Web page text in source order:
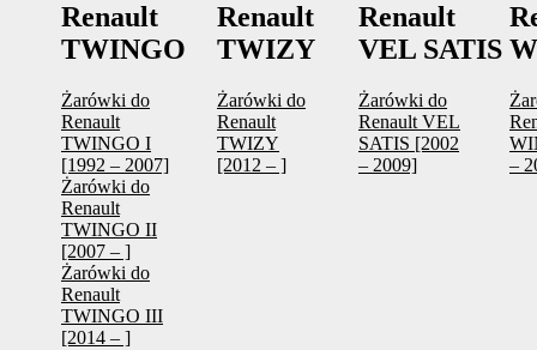
Renault
TWINGO
Żarówki do
Renault
TWINGO I
[1992 – 2007]
Żarówki do
Renault
TWINGO II
[2007 – ]
Żarówki do
Renault
TWINGO III
[2014 – ]
Renault
TWIZY
Żarówki do
Renault
TWIZY
[2012 – ]
Renault
VEL SATIS
Żarówki do
Renault VEL
SATIS [2002
– 2009]
–